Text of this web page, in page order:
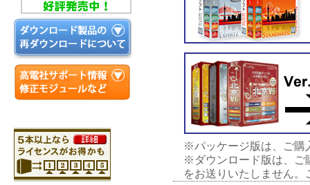
※パッケージ版は、ご購
※ダウンロード版は、ご
をお送りいたしません